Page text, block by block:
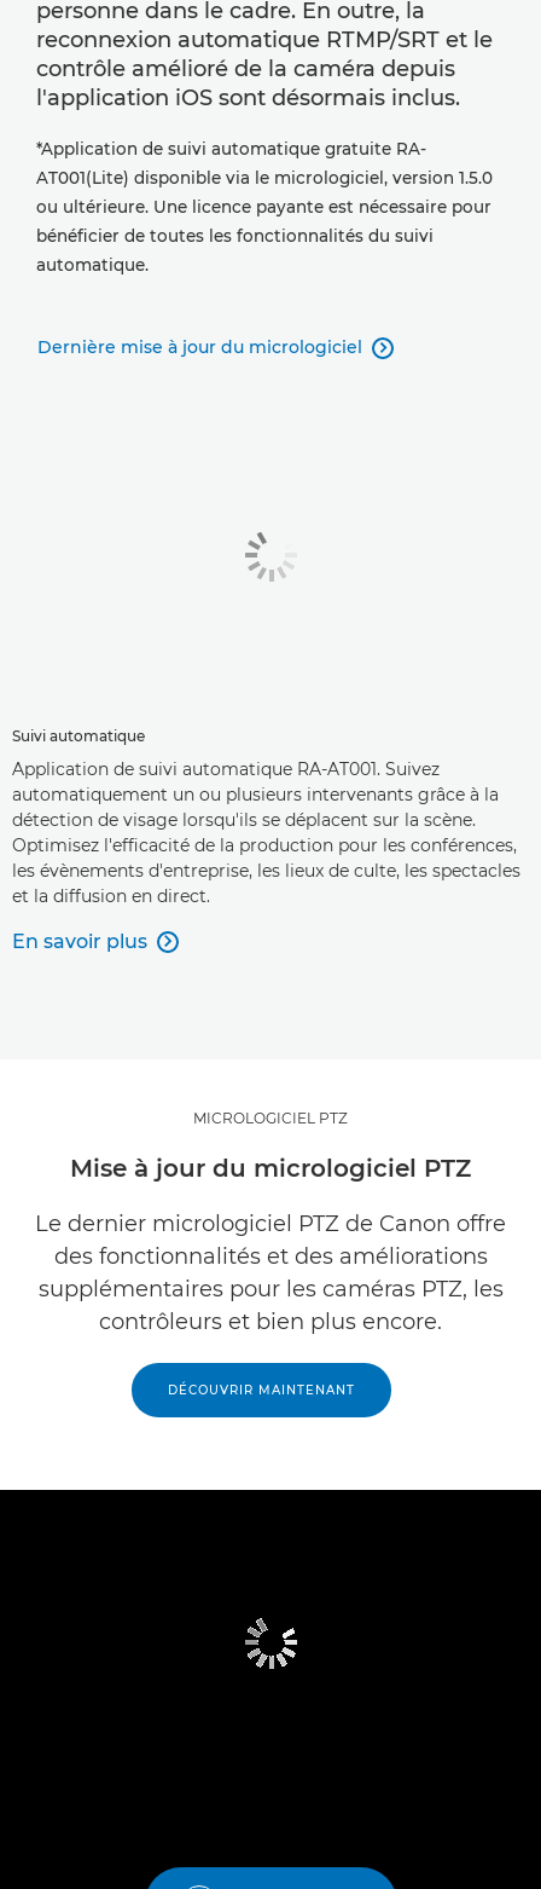
personne dans le cadre. En outre, la
reconnexion automatique RTMP/SRT et le
contrôle amélioré de la caméra depuis
l'application iOS sont désormais inclus.
*Application de suivi automatique gratuite RA-
AT001(Lite) disponible via le micrologiciel, version 1.5.0
ou ultérieure. Une licence payante est nécessaire pour
bénéficier de toutes les fonctionnalités du suivi
automatique.
Dernière mise à jour du micrologiciel 
Suivi automatique
Application de suivi automatique RA-AT001. Suivez
automatiquement un ou plusieurs intervenants grâce à la
détection de visage lorsqu'ils se déplacent sur la scène.
Optimisez l'efficacité de la production pour les conférences,
les évènements d'entreprise, les lieux de culte, les spectacles
et la diffusion en direct.
En savoir plus 
MICROLOGICIEL PTZ
Mise à jour du micrologiciel PTZ
Le dernier micrologiciel PTZ de Canon offre
des fonctionnalités et des améliorations
supplémentaires pour les caméras PTZ, les
contrôleurs et bien plus encore.
DÉCOUVRIR MAINTENANT